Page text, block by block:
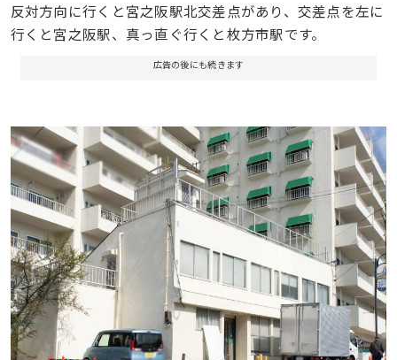
反対方向に行くと宮之阪駅北交差点があり、交差点を左に
行くと宮之阪駅、真っ直ぐ行くと枚方市駅です。
広告の後にも続きます